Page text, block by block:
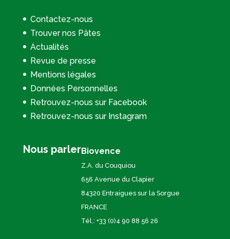
Contactez-nous
Trouver nos Pâtes
Actualités
Revue de presse
Mentions légales
Données Personnelles
Retrouvez-nous sur Facebook
Retrouvez-nous sur Instagram
Nous parlerBiovence
Z.A. du Couquiou
656 Avenue du Clapier
84320 Entraigues sur la Sorgue
FRANCE
Tél.: +33 (0)4 90 88 56 26